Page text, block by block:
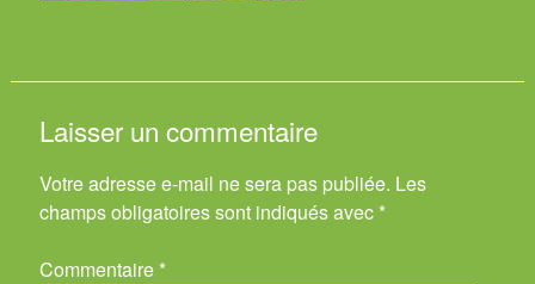
Laisser un commentaire
Votre adresse e-mail ne sera pas publiée. Les
champs obligatoires sont indiqués avec *
Commentaire *